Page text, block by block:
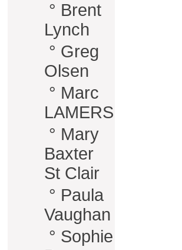
° Brent
Lynch
° Greg
Olsen
° Marc
LAMERS
° Mary
Baxter
St Clair
° Paula
Vaughan
° Sophie